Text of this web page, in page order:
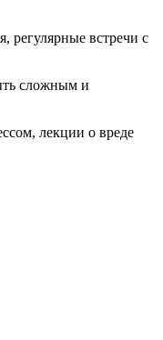
регулярные встречи с
сложным и
лекции о вреде